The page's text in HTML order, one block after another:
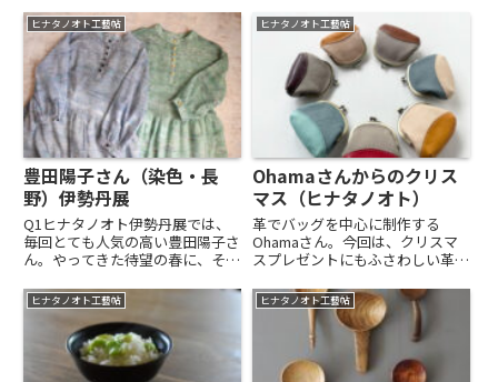
ヒナタノオト工藝帖
豊田陽子さん（染色・長
野）伊勢丹展
Q1ヒナタノオト伊勢丹展では、
毎回とても人気の高い豊田陽子さ
ん。やってきた待望の春に、その
ます。今回はどのような作品を出
品くださるのでしょうか。A1手
描き染めで一枚ずつ絵を描くよう
に染めあげたストールと、新柄
ヒナタノオト工藝帖
Ohamaさんからのクリス
マス（ヒナタノオト）
革でバッグを中心に制作する
Ohamaさん。今回は、クリスマ
スプレゼントにもふさわしい革小
2018年のツアーに参加された大
濱由惠さん。「Tversted Skoleで
の滞在中、空の色、海の色、夕日
の温かな色、夜空...
ヒナタノオト工藝帖 ヒナタノオト工藝帖